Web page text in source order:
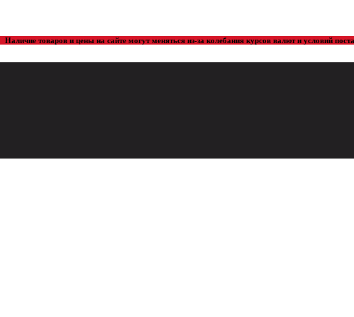
Наличие товаров и цены на сайте могут меняться из-за колебания курсов валют и условий